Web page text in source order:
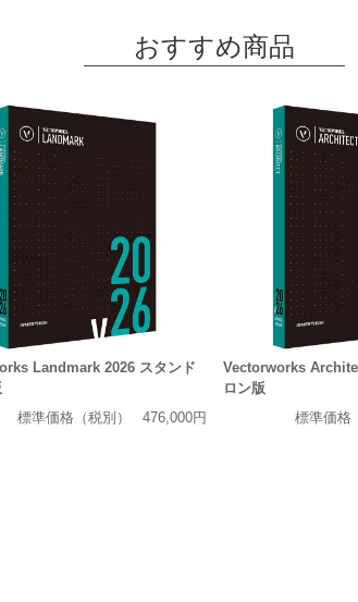
おすすめ商品
Landmark 2026 スタンド
標準価格（税別）
476,000円
Vectorworks
ロン版
標準価格